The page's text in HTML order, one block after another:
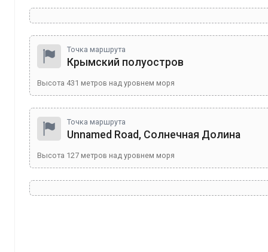
Точка маршрута
Крымский полуостров
Высота 431 метров над уровнем моря
Точка маршрута
Unnamed Road, Солнечная Долина
Высота 127 метров над уровнем моря